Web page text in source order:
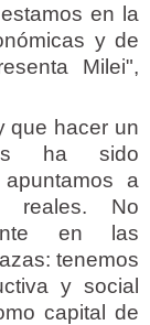
en la
y de
Milei",
que hacer un
ha sido
a
reales. No
en las
tenemos
y social
capital de